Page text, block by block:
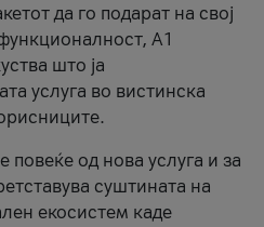
да го подарат на свој
А1
што ја
услуга во вистинска
повеќе од нова услуга и за
суштината на
екосистем каде